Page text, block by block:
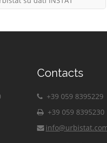
Contacts
+39 059 8395229
+39 059 8395230